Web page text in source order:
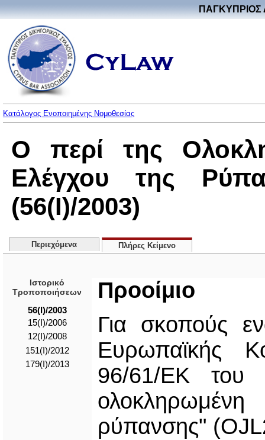
ΠΑΓΚΥΠΡΙΟΣ
Κατάλογος Ενοποιημένης Νομοθεσίας
Ο περί της
Ελέγχου της
(56(I)/2003)
Περιεχόμενα Πλήρες Κείμενο
Ιστορικό
Τροποποιήσεων
56(I)/2003
15(I)/2006
12(I)/2008
151(I)/2012
179(Ι)/2013
Προοίμιο
Για σκοπούς
Ευρωπαϊκής
96/61/ΕΚ του
ρύπανσης"